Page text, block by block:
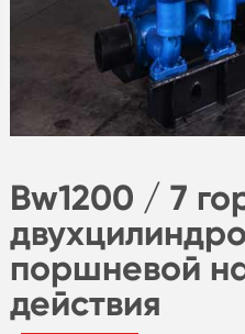
Bw1200 / 7
поршневой
действия